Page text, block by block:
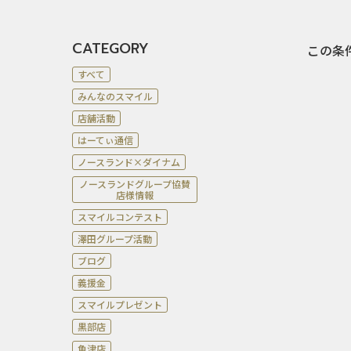
CATEGORY
すべて
みんなのスマイル
店舗活動
はーてぃ通信
ノースランド×ダイナム
ノースランドグループ協賛
店様情報
スマイルコンテスト
澤田グループ活動
ブログ
義援金
スマイルプレゼント
黒部店
魚津店
この条